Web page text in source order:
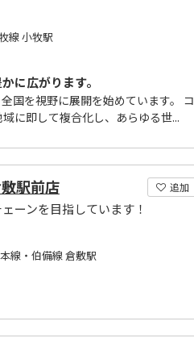
線 小牧駅
に広がります。
国を視野に展開を始めています。 コ
に即して複合化し、あらゆる世...
追加
駅前店
ーンを目指しています！
線・伯備線 倉敷駅